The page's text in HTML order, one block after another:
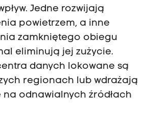
Jedne rozwijają
powietrzem, a inne
zamkniętego obiegu
eliminują jej zużycie.
danych lokowane są
regionach lub wdrażają
odnawialnych źródłach